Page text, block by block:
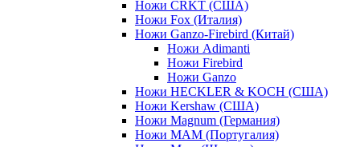
Ножи CRKT (США)
Ножи Fox (Италия)
Ножи Ganzo-Firebird (Китай)
Ножи Adimanti
Ножи Firebird
Ножи Ganzo
Ножи HECKLER & KOCH (США)
Ножи Kershaw (США)
Ножи Magnum (Германия)
Ножи MAM (Португалия)